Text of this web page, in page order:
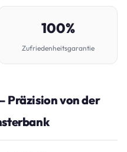
100%
Zufriedenheitsgarantie
Präzision von der